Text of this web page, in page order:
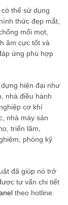
thể sử dụng
thức đẹp mắt,
mối mọt,
âm cực tốt và
ứng phù hợp
hiện đại như
nhà điều hành
cơ khí
nhà máy sản
triển lãm,
phòng kỹ
đã giúp nó trở
tư vấn chi tiết
theo hotline: